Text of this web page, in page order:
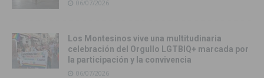
06/07/2026
Los Montesinos vive una multitudinaria
celebración del Orgullo LGTBIQ+ marcada por
la participación y la convivencia
06/07/2026